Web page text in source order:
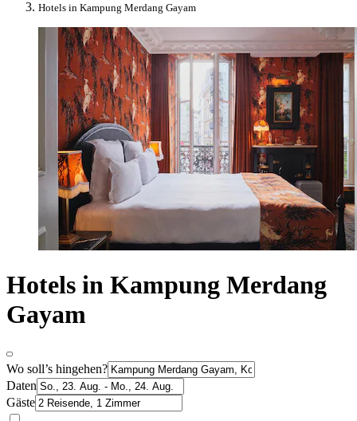
Hotels in Kampung Merdang Gayam
Hotels in Kampung Merdang
Gayam
Wo soll’s hingehen?
Daten
Gäste